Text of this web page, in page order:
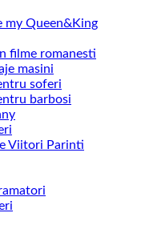
my Queen&King
filme romanesti
masini
soferi
barbosi
Viitori Parinti